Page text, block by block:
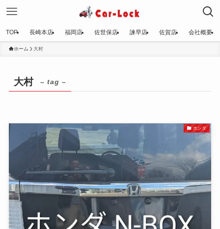
TOP 長崎本店 福岡店 佐世保店 諫早店 佐賀店 会社概要
ホーム 大村
大村 – tag –
ホンダ